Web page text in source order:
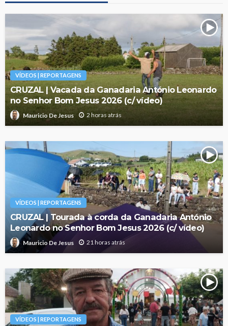
VÍDEOS | REPORTAGENS
CRUZAL | Vacada da Ganadaria António Leonardo
no Senhor Bom Jesus 2026 (c/ vídeo)
Mauricio De Jesus 2 horas atrás
VÍDEOS | REPORTAGENS
CRUZAL | Tourada à corda da Ganadaria António
Leonardo no Senhor Bom Jesus 2026 (c/ vídeo)
Mauricio De Jesus 21 horas atrás
VÍDEOS | REPORTAGENS